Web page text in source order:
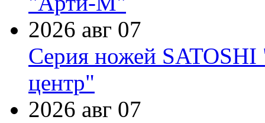
2026 авг 07
Серия ножей
центр"
2026 авг 07